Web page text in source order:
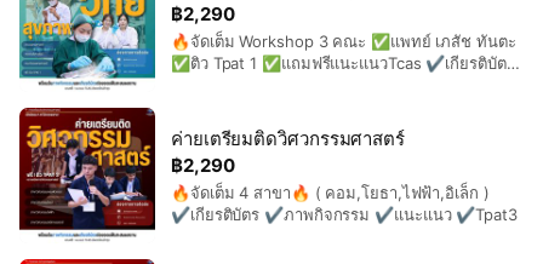
฿2,290
🔥จัดเต็ม Workshop 3 คณะ ✅แพทย์ เภสัช ทันตะ
✅ติว Tpat 1 ✅แถมฟรีแนะแนวTcas ✔️เกียรติบัตร
฿2,290
ค่ายเตรียมติดวิศวกรรมศาสตร์
🔥จัดเต็ม 4 สาขา🔥 ( คอม,โยธา,ไฟฟ้า,อิเล็ก )
✔️เกียรติบัตร ✔️ภาพกิจกรรม ✔️แนะแนว ✔️Tpat3